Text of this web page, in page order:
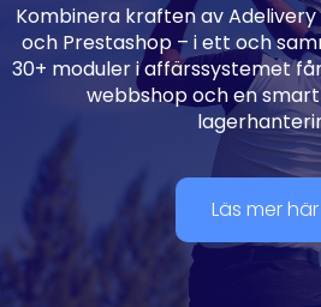
Kombinera kraften av Adelivery
och Prestashop – i ett och
30+ moduler i affärssystemet
webbshop och en
Läs mer här